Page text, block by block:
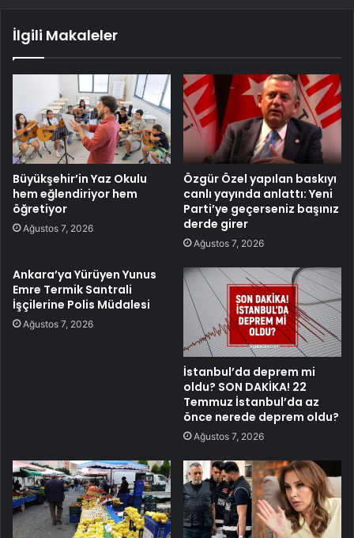
İlgili Makaleler
Büyükşehir’in Yaz Okulu
hem eğlendiriyor hem
öğretiyor
Ağustos 7, 2026
Özgür Özel yapılan baskıyı
canlı yayında anlattı: Yeni
Parti’ye geçerseniz başınız
derde girer
Ağustos 7, 2026
Ankara’ya Yürüyen Yunus
Emre Termik Santrali
İşçilerine Polis Müdalesi
Ağustos 7, 2026
İstanbul’da deprem mi
oldu? SON DAKİKA! 22
Temmuz İstanbul’da az
önce nerede deprem oldu?
Ağustos 7, 2026